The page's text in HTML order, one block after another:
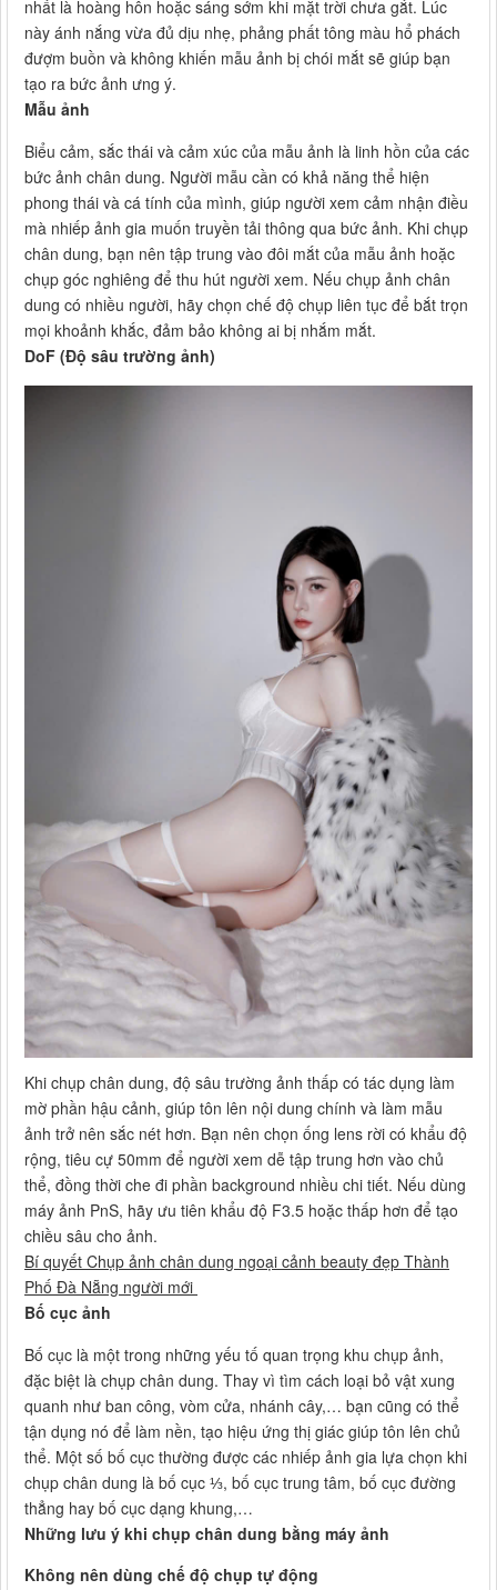
nhất là hoàng hôn hoặc sáng sớm khi mặt trời chưa gắt. Lúc
này ánh nắng vừa đủ dịu nhẹ, phảng phất tông màu hổ phách
đượm buồn và không khiến mẫu ảnh bị chói mắt sẽ giúp bạn
tạo ra bức ảnh ưng ý.
Mẫu ảnh
Biểu cảm, sắc thái và cảm xúc của mẫu ảnh là linh hồn của các
bức ảnh chân dung. Người mẫu cần có khả năng thể hiện
phong thái và cá tính của mình, giúp người xem cảm nhận điều
mà nhiếp ảnh gia muốn truyền tải thông qua bức ảnh. Khi chụp
chân dung, bạn nên tập trung vào đôi mắt của mẫu ảnh hoặc
chụp góc nghiêng để thu hút người xem. Nếu chụp ảnh chân
dung có nhiều người, hãy chọn chế độ chụp liên tục để bắt trọn
mọi khoảnh khắc, đảm bảo không ai bị nhắm mắt.
DoF (Độ sâu trường ảnh)
Khi chụp chân dung, độ sâu trường ảnh thấp có tác dụng làm
mờ phần hậu cảnh, giúp tôn lên nội dung chính và làm mẫu
ảnh trở nên sắc nét hơn. Bạn nên chọn ống lens rời có khẩu độ
rộng, tiêu cự 50mm để người xem dễ tập trung hơn vào chủ
thể, đồng thời che đi phần background nhiều chi tiết. Nếu dùng
máy ảnh PnS, hãy ưu tiên khẩu độ F3.5 hoặc thấp hơn để tạo
chiều sâu cho ảnh.
Bí quyết Chụp ảnh chân dung ngoại cảnh beauty đẹp Thành
Phố Đà Nẵng người mới
Bố cục ảnh
Bố cục là một trong những yếu tố quan trọng khu chụp ảnh,
đặc biệt là chụp chân dung. Thay vì tìm cách loại bỏ vật xung
quanh như ban công, vòm cửa, nhánh cây,… bạn cũng có thể
tận dụng nó để làm nền, tạo hiệu ứng thị giác giúp tôn lên chủ
thể. Một số bố cục thường được các nhiếp ảnh gia lựa chọn khi
chụp chân dung là bố cục ⅓, bố cục trung tâm, bố cục đường
thẳng hay bố cục dạng khung,…
Những lưu ý khi chụp chân dung bằng máy ảnh
Không nên dùng chế độ chụp tự động